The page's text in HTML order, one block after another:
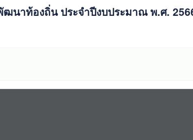
นาท้องถิ่น ประจำปีงบประมาณ พ.ศ.